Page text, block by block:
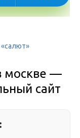
москве —
сайт